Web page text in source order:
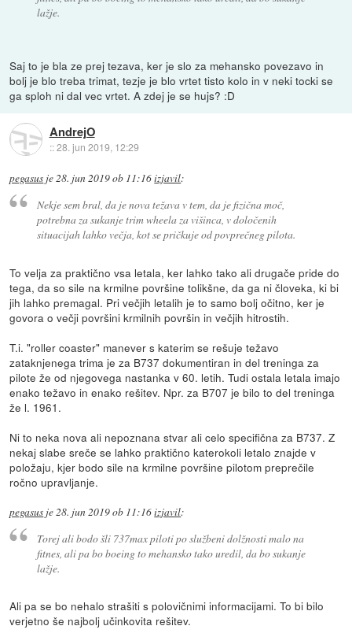
lažje.
Saj to je bla ze prej tezava, ker je slo za mehansko povezavo in
bolj je blo treba trimat, tezje je blo vrtet tisto kolo in v neki tocki se
ga sploh ni dal vec vrtet. A zdej je se hujs? :D
AndrejO
::28. jun 2019, 12:29
pegasus je28. jun 2019 ob 11:16izjavil:
Nekje sem bral, da je nova težava v tem, da je fizična moč,
potrebna za sukanje trim wheela za višinca, v določenih
situacijah lahko večja, kot se pričkuje od povprečneg pilota.
To velja za praktično vsa letala, ker lahko tako ali drugače pride do
tega, da so sile na krmilne površine tolikšne, da ga ni človeka, ki bi
jih lahko premagal. Pri večjih letalih je to samo bolj očitno, ker je
govora o večji površini krmilnih površin in večjih hitrostih.
T.i. "roller coaster" manever s katerim se rešuje težavo
zataknjenega trima je za B737 dokumentiran in del treninga za
pilote že od njegovega nastanka v 60. letih. Tudi ostala letala imajo
enako težavo in enako rešitev. Npr. za B707 je bilo to del treninga
že l. 1961.
Ni to neka nova ali nepoznana stvar ali celo specifična za B737. Z
nekaj slabe sreče se lahko praktično katerokoli letalo znajde v
položaju, kjer bodo sile na krmilne površine pilotom preprečile
ročno upravljanje.
pegasus je28. jun 2019 ob 11:16izjavil:
Torej ali bodo šli 737max piloti po službeni dolžnosti malo na
fitnes, ali pa bo boeing to mehansko tako uredil, da bo sukanje
lažje.
Ali pa se bo nehalo strašiti s polovičnimi informacijami. To bi bilo
verjetno še najbolj učinkovita rešitev.